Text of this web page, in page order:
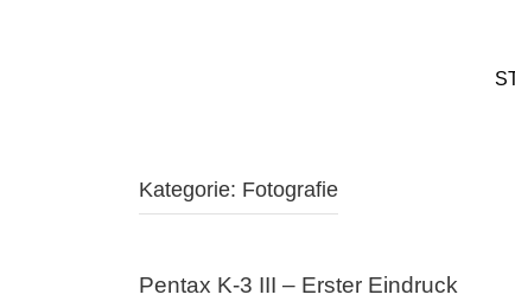
Kategorie: Fotografie
Pentax K-3 III – Erster Eindruck